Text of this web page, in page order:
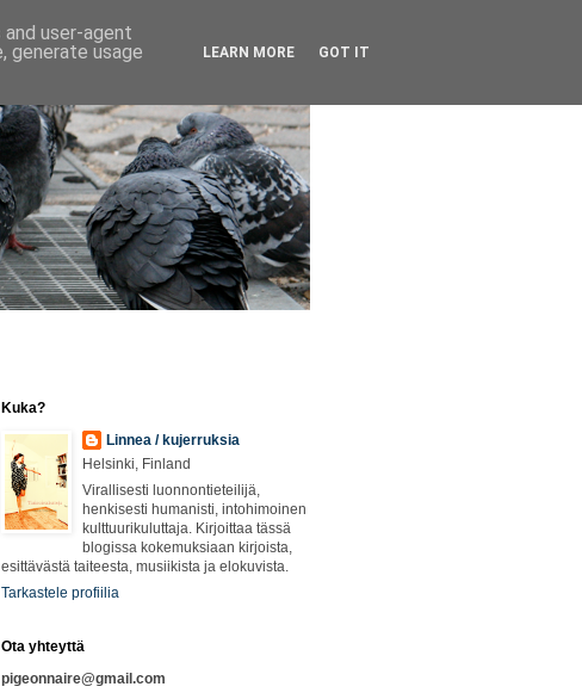
Kuka?
Linnea / kujerruksia
Helsinki, Finland
Virallisesti luonnontieteilijä,
henkisesti humanisti, intohimoinen
kulttuurikuluttaja. Kirjoittaa tässä
blogissa kokemuksiaan kirjoista,
esittävästä taiteesta, musiikista ja elokuvista.
Tarkastele profiilia
Ota yhteyttä
pigeonnaire@gmail.com
user-agent
generate usage
LEARN MORE GOT IT